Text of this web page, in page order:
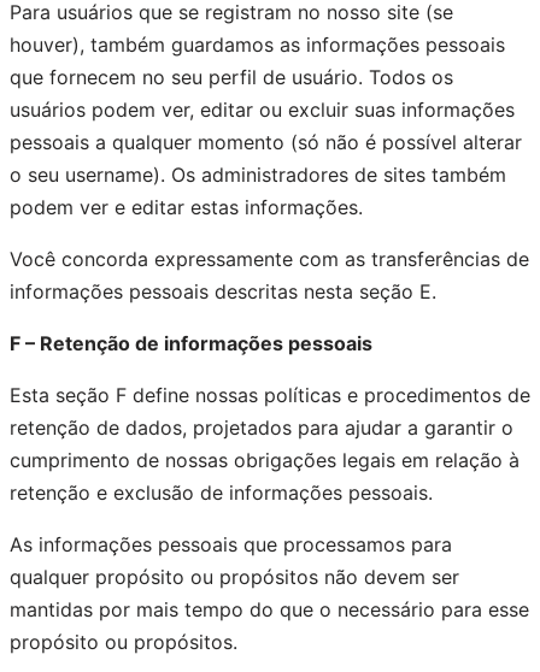
Para usuários que se registram no nosso site (se
houver), também guardamos as informações pessoais
que fornecem no seu perfil de usuário. Todos os
usuários podem ver, editar ou excluir suas informações
pessoais a qualquer momento (só não é possível alterar
o seu username). Os administradores de sites também
podem ver e editar estas informações.
Você concorda expressamente com as transferências de
informações pessoais descritas nesta seção E.
F – Retenção de informações pessoais
Esta seção F define nossas políticas e procedimentos de
retenção de dados, projetados para ajudar a garantir o
cumprimento de nossas obrigações legais em relação à
retenção e exclusão de informações pessoais.
As informações pessoais que processamos para
qualquer propósito ou propósitos não devem ser
mantidas por mais tempo do que o necessário para esse
propósito ou propósitos.